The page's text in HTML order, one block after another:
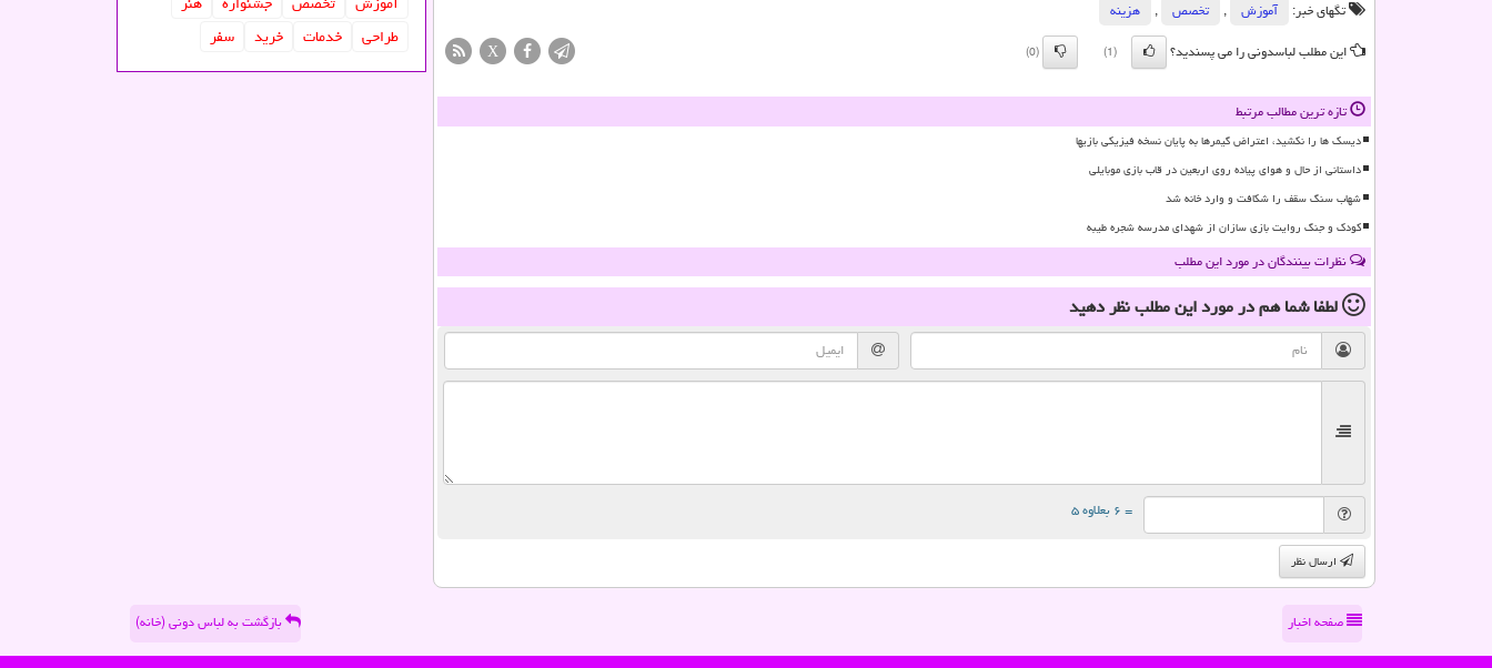
تگهای خبر:
آموزش , تخصص ,
هزینه
این مطلب لباسدونی را می پسندید؟
(1)
(0)
X
تازه ترین مطالب مرتبط
دیسک ها را نکشید، اعتراض گیمرها به پایان نسخه فیزیکی بازیها
داستانی از حال و هوای پیاده روی اربعین در قاب بازی موبایلی
شهاب سنگ سقف را شکافت و وارد خانه شد
کودک و جنگ روایت بازی سازان از شهدای مدرسه شجره طیبه
نظرات بینندگان در مورد این مطلب
لطفا شما همدر مورد این مطلبنظر دهید
= ۶ بعلاوه ۵
ارسال نظر
طراحی
خدمات خرید سفر
صفحه اخبار بازگشت به لباس دونی (خانه)